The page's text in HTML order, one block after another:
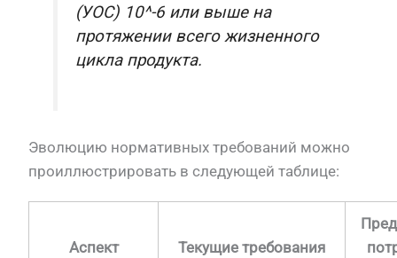
(УОС) 10^-6 или выше на
протяжении всего жизненного
цикла продукта.
Эволюцию нормативных требований можно
проиллюстрировать в следующей таблице:
Аспект Текущие требования